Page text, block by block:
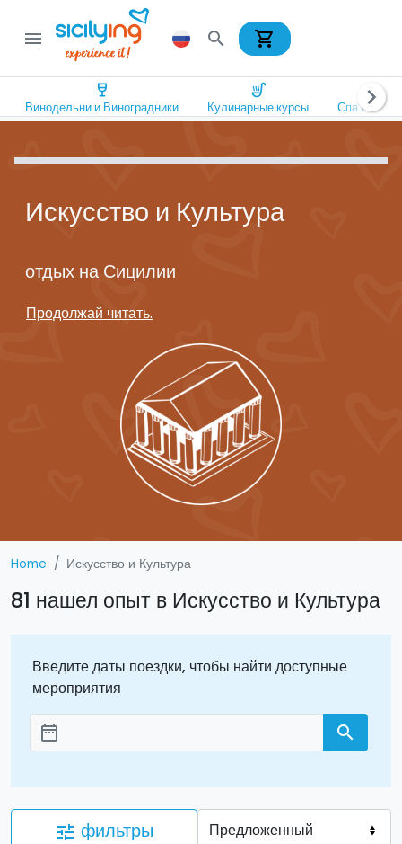
menu search shopping_cart
wine_bar
Винодельни и Виноградники
soup_kitchen
Кулинарные курсы
spa
Спа иchevron_right
Искусство и Культура
отдых на Сицилии
Продолжай читать.
Home Искусство и Культура
81 нашел опыт в Искусство и Культура
Введите даты поездки, чтобы найти доступные
мероприятия
Aggiungi le date
date_range search
tune фильтры